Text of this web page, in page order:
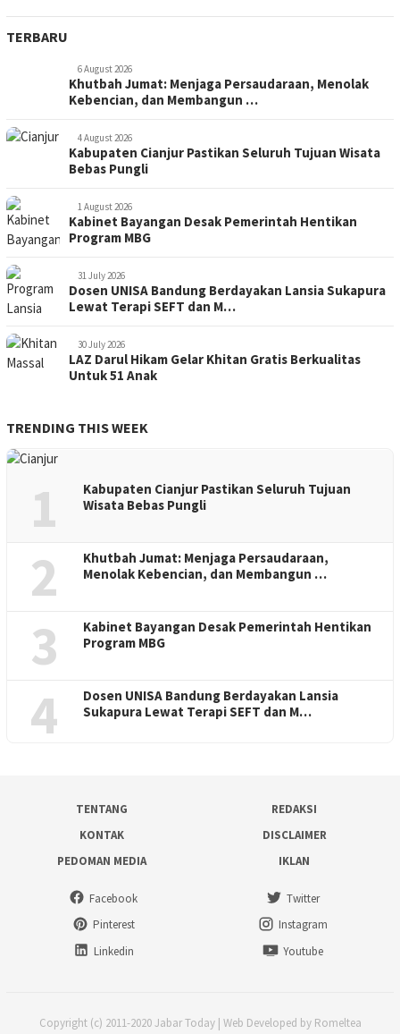
TERBARU
6 August 2026
Khutbah Jumat: Menjaga Persaudaraan, Menolak
Kebencian, dan Membangun …
4 August 2026
Kabupaten Cianjur Pastikan Seluruh Tujuan Wisata
Bebas Pungli
1 August 2026
Kabinet Bayangan Desak Pemerintah Hentikan
Program MBG
31 July 2026
Dosen UNISA Bandung Berdayakan Lansia Sukapura
Lewat Terapi SEFT dan M…
30 July 2026
LAZ Darul Hikam Gelar Khitan Gratis Berkualitas
Untuk 51 Anak
TRENDING THIS WEEK
1
Kabupaten Cianjur Pastikan Seluruh Tujuan
Wisata Bebas Pungli
2
Khutbah Jumat: Menjaga Persaudaraan,
Menolak Kebencian, dan Membangun …
3
Kabinet Bayangan Desak Pemerintah Hentikan
Program MBG
4
Dosen UNISA Bandung Berdayakan Lansia
Sukapura Lewat Terapi SEFT dan M…
TENTANG
REDAKSI
KONTAK
DISCLAIMER
PEDOMAN MEDIA
IKLAN
Facebook
Twitter
Pinterest
Instagram
Linkedin
Youtube
Copyright (c) 2011-2020 Jabar Today | Web Developed by Romeltea